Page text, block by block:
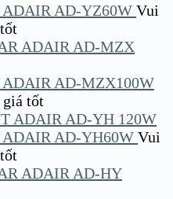
AD-YZ60W Vui
AD-MZX100W
giá tốt
AD-YH60W Vui